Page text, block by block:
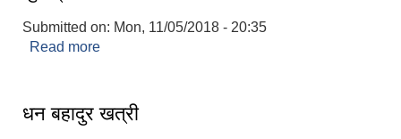
Submitted on: Mon, 11/05/2018 - 20:35
Read more
धन बहादुर खत्री